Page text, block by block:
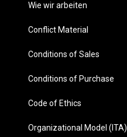
Wie wir arbeiten
Conflict Material
Conditions of Sales
Conditions of Purchase
Code of Ethics
Organizational Model (ITA)